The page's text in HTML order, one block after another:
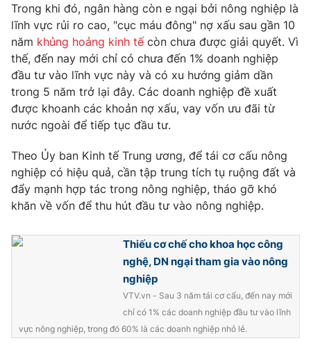
Chất lượng cuộc sống
Học trực tuyến
Công nghệ
Hitech Công nghệ tương lai
Sản phẩm
Thị trường
Tư vấn
Giao lưu trực tuyến
Lịch phát sóng
Emagazine Podcast
Photo Infographic
Video Shorts video
VTV Thể thao
VTV Sức khoẻ Bất động sản
Trong khi đó, ngân hàng còn e ngại bởi nông nghiệp là
lĩnh vực rủi ro cao, "cục máu đông" nợ xấu sau gần 10
năm khủng hoảng kinh tếcòn chưa được giải quyết. Vì
thế, đến nay mới chỉ có chưa đến 1% doanh nghiệp
đầu tư vào lĩnh vực này và có xu hướng giảm dần
trong 5 năm trở lại đây. Các doanh nghiệp đề xuất
được khoanh các khoản nợ xấu, vay vốn ưu đãi từ
nước ngoài để tiếp tục đầu tư.
Theo Ủy ban Kinh tế Trung ương, để tái cơ cấu nông
nghiệp có hiệu quả, cần tập trung tích tụ ruộng đất và
đẩy mạnh hợp tác trong nông nghiệp, tháo gỡ khó
khăn về vốn để thu hút đầu tư vào nông nghiệp.
Thiếu cơ chế cho khoa học công
nghệ, DN ngại tham gia vào nông
nghiệp
VTV.vn - Sau 3 năm tái cơ cấu, đến nay mới
chỉ có 1% các doanh nghiệp đầu tư vào lĩnh
vực nông nghiệp, trong đó 60% là các doanh nghiệp nhỏ lẻ.